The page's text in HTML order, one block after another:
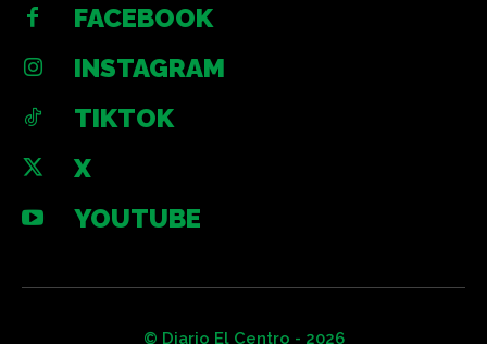
FACEBOOK
INSTAGRAM
TIKTOK
X
YOUTUBE
© Diario El Centro - 2026